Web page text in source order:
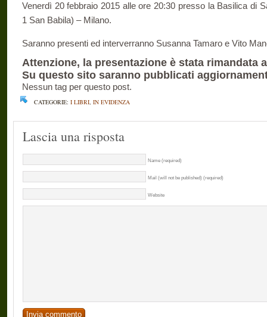
Venerdì 20 febbraio 2015 alle ore 20:30 presso la Basilica di
1 San Babila) – Milano.
Saranno presenti ed interverranno Susanna Tamaro e Vito
Attenzione, la presentazione è stata rimandata
Su questo sito saranno pubblicati
Nessun tag per questo post.
CATEGORIE: I LIBRI, IN EVIDENZA
Lascia una risposta
Name (required)
Mail (will not be published) (required)
Website